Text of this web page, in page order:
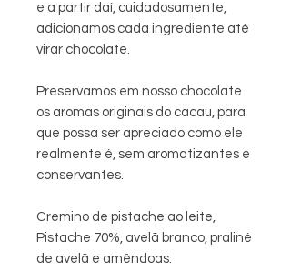
e a partir daí, cuidadosamente,
adicionamos cada ingrediente até
virar chocolate.
Preservamos em nosso chocolate
os aromas originais do cacau, para
que possa ser apreciado como ele
realmente é, sem aromatizantes e
conservantes.
Cremino de pistache ao leite,
Pistache 70%, avelã branco, praliné
de avelã e amêndoas.